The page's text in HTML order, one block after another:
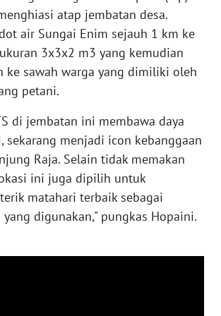
atap jembatan desa.
air Sungai Enim sejauh 1 km ke
3x3x2 m3 yang kemudian
ke sawah warga yang dimiliki oleh
petani.
di jembatan ini membawa daya
sekarang menjadi icon kebanggaan
Raja. Selain tidak memakan
ini juga dipilih untuk
matahari terbaik sebagai
digunakan," pungkas Hopaini.